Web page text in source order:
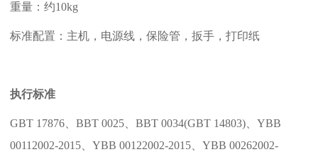
重量：约10kg
标准配置：主机，电源线，保险管，扳手，打印纸
执行标准
GBT 17876、BBT 0025、BBT 0034(GBT 14803)、YBB
00112002-2015、YBB 00122002-2015、YBB 00262002-